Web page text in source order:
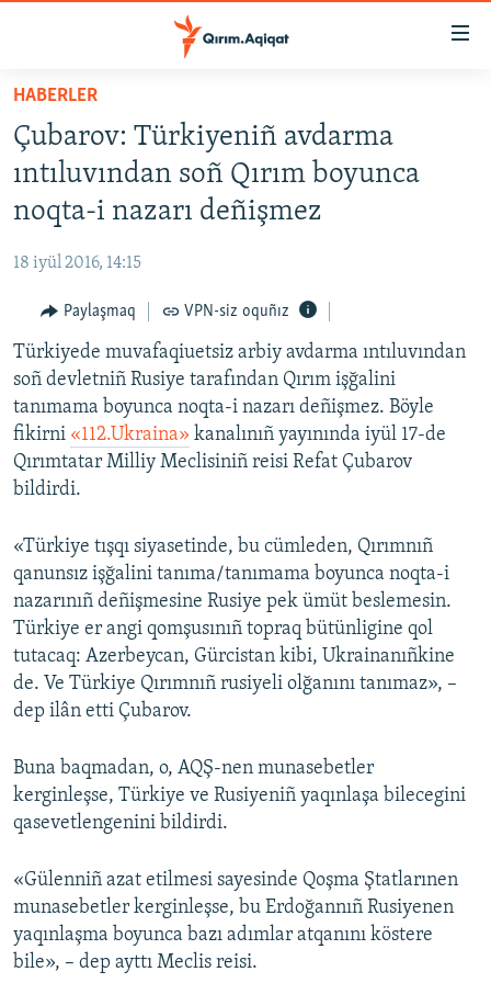
Esas
qaytmaq
Baş
navigatsiyağa
qaytmaq
Qıdıruvğa
qaytmaq
HABERLER
SİYASET
İQTİSADİYAT
MEDENİYET
İNSAN AQLARI
VİDEO
BLOGLAR
FİKİR
Русский
Українською
QOŞULIÑIZ!
HABERLER
Çubarov: Türkiyeniñ avdarma
ıntıluvından soñ Qırım boyunca
noqta-i nazarı deñişmez
18 iyül 2016, 14:15
Paylaşmaq VPN-siz oquñız
Türkiyede muvafaqiuetsiz arbiy avdarma ıntıluvından
soñ devletniñ Rusiye tarafından Qırım işğalini
tanımama boyunca noqta-i nazarı deñişmez. Böyle
fikirni «112.Ukraina» kanalınıñ yayınında iyül 17-de
Qırımtatar Milliy Meclisiniñ reisi Refat Çubarov
bildirdi.
«Türkiye tışqı siyasetinde, bu cümleden, Qırımnıñ
qanunsız işğalini tanıma/tanımama boyunca noqta-i
nazarınıñ deñişmesine Rusiye pek ümüt beslemesin.
Türkiye er angi qomşusınıñ topraq bütünligine qol
tutacaq: Azerbeycan, Gürcistan kibi, Ukrainanıñkine
de. Ve Türkiye Qırımnıñ rusiyeli olğanını tanımaz», –
dep ilân etti Çubarov.
Buna baqmadan, o, AQŞ-nen munasebetler
kerginleşse, Türkiye ve Rusiyeniñ yaqınlaşa bilecegini
qasevetlengenini bildirdi.
«Gülenniñ azat etilmesi sayesinde Qoşma Ştatlarınen
munasebetler kerginleşse, bu Erdoğannıñ Rusiyenen
yaqınlaşma boyunca bazı adımlar atqanını köstere
bile», – dep ayttı Meclis reisi.